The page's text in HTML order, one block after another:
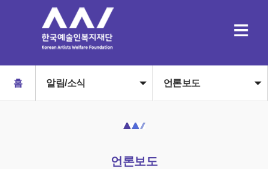
≡
홈 알림/소식 언론보도
언론보도